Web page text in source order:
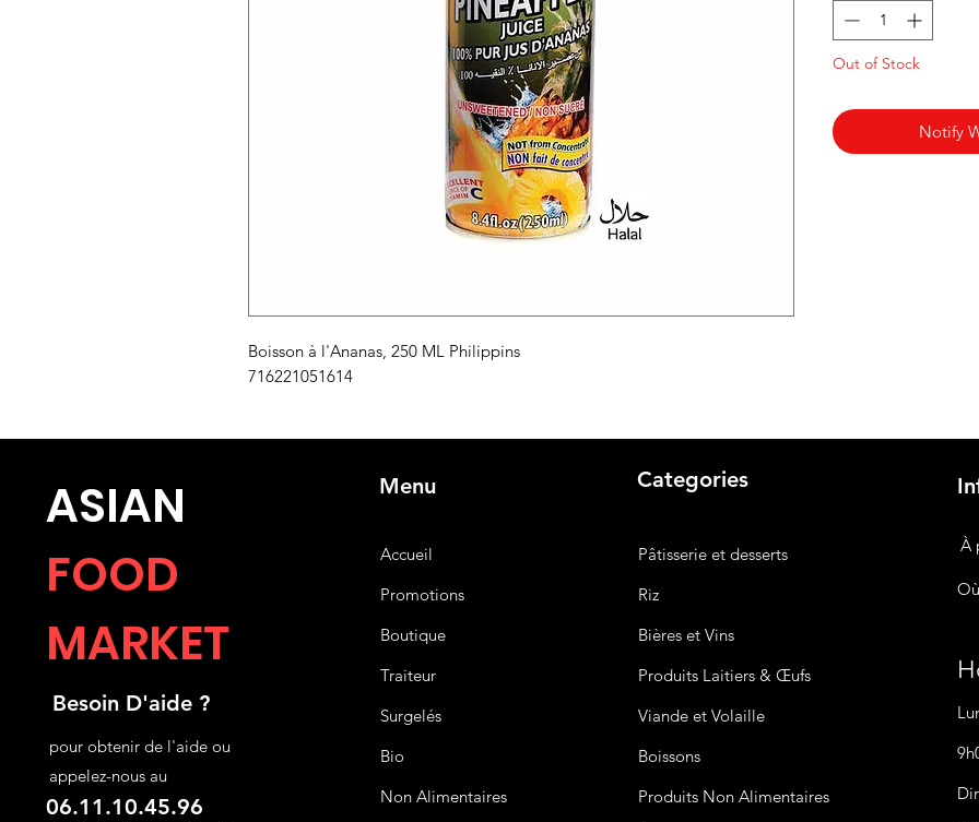
Boisson à l'Ananas, 250 ML Philippins
716221051614
Out of Stock
Notify
ASIAN
FOOD
MARKET
Besoin D'aide ?
pour obtenir de l'aide ou
appelez-nous au
06.11.10.45.96
Menu
Accueil
Promotions
Boutique
Traiteur
Surgelés
Bio
Non Alimentaires
Categories
Pâtisserie et desserts
Riz
Bièreset Vins
Produits Laitiers & Œufs
Viande et Volaille
Boissons
Produits Non Alimentaires
À